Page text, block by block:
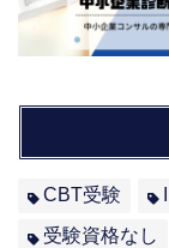
CBT受験
受験資格なし